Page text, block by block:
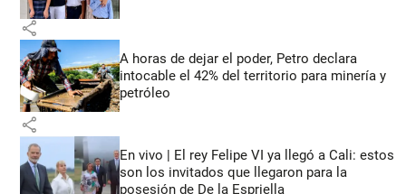
share
A horas de dejar el poder, Petro declara
intocable el 42% del territorio para minería y
petróleo
share
En vivo | El rey Felipe VI ya llegó a Cali: estos
son los invitados que llegaron para la
posesión de De la Espriella